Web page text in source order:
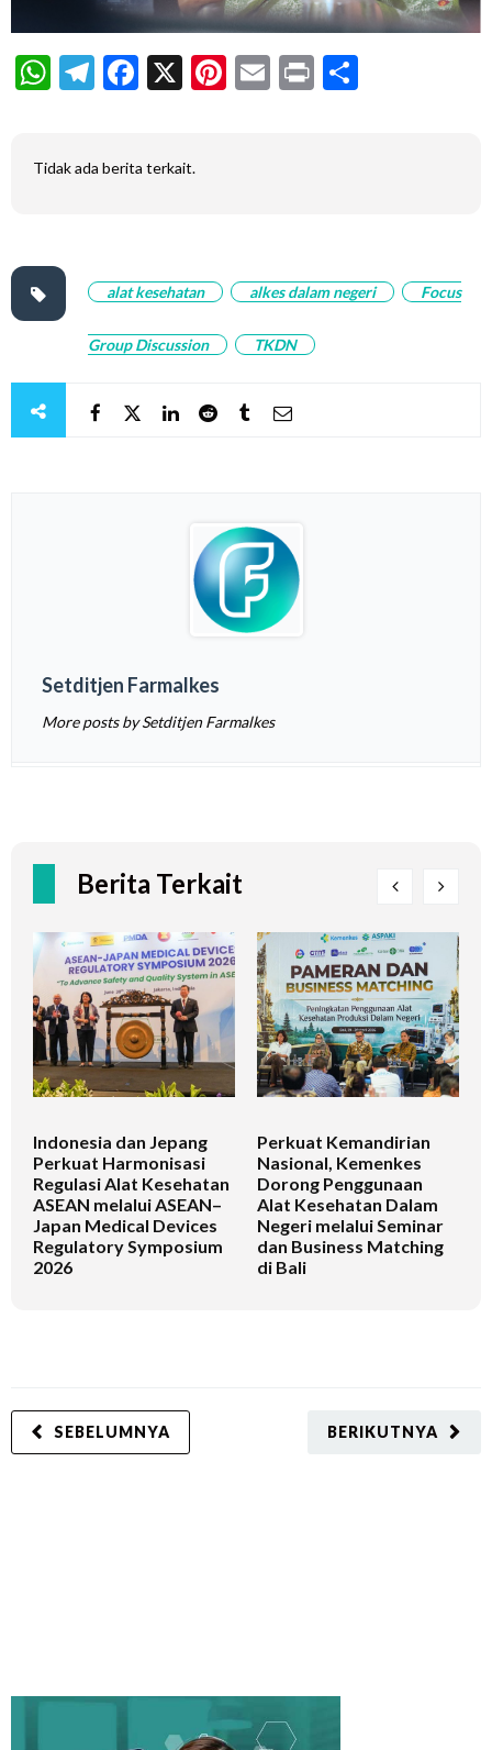
WhatsApp
Telegram
Facebook
X Pinterest
Email
Print
Tidak ada berita terkait.
alat kesehatan alkes dalam negeri Focus
Group Discussion TKDN
Setditjen Farmalkes
More posts by Setditjen Farmalkes
Berita Terkait
Indonesia dan Jepang
Perkuat Harmonisasi
Regulasi Alat Kesehatan
ASEAN melalui ASEAN–
Japan Medical Devices
Regulatory Symposium
2026
Perkuat Kemandirian
Nasional, Kemenkes
Dorong Penggunaan
Alat Kesehatan Dalam
Negeri melalui Seminar
dan Business Matching
di Bali
BERIKUTNYA
SEBELUMNYA